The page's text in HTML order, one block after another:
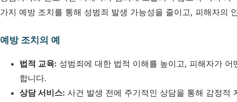
가지 예방 조치를 통해 성범죄 발생 가능성을 줄이고, 피해자의
예방 조치의 예
법적 교육: 성범죄에 대한 법적 이해를 높이고, 피해자가
합니다.
상담 서비스: 사건 발생 전에 주기적인 상담을 통해 감정적